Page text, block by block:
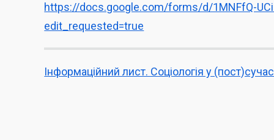
https://docs.google.com/forms/d/1MNFfQ-
edit_requested=true
Інформаційний лист. Соціологія у